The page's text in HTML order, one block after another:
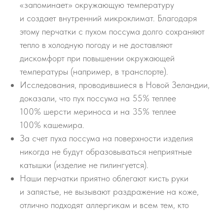
«запоминает» окружающую температуру
и создает внутренний микроклимат. Благодаря
этому перчатки с пухом поссума долго сохраняют
тепло в холодную погоду и не доставляют
дискомфорт при повышении окружающей
температуры (например, в транспорте).
Исследования, проводившиеся в Новой Зеландии,
доказали, что пух поссума на 55% теплее
100% шерсти мериноса и на 35% теплее
100% кашемира.
За счет пуха поссума на поверхности изделия
никогда не будут образовываться неприятные
катышки (изделие не пилингуется).
Наши перчатки приятно облегают кисть руки
и запястье, не вызывают раздражение на коже,
отлично подходят аллергикам и всем тем, кто